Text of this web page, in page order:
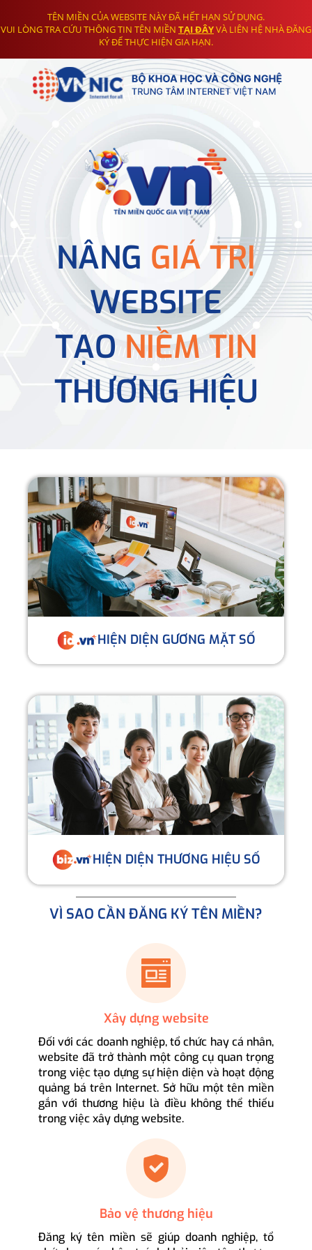
TÊN MIỀN CỦA WEBSITE NÀY ĐÃ HẾT HẠN SỬ DỤNG.
VUI LÒNG TRA CỨU THÔNG TIN TÊN MIỀN TẠI ĐÂYVÀ LIÊN HỆ NHÀ ĐĂNG
KÝ ĐỂ THỰC HIỆN GIA HẠN.
NÂNG GIÁ TRỊ
WEBSITE
TẠONIỀM TIN
THƯƠNG HIỆU
HIỆN DIỆN GƯƠNG MẶT SỐ
HIỆN DIỆN THƯƠNG HIỆU SỐ
VÌ SAO CẦN ĐĂNG KÝ TÊN MIỀN?
Xây dựng website
Đối với các doanh nghiệp, tổ chức hay cá nhân,
website đã trở thành một công cụ quan trọng
trong việc tạo dựng sự hiện diện và hoạt động
quảng bá trên Internet. Sở hữu một tên miền
gắn với thương hiệu là điều không thể thiếu
trong việc xây dựng website.
Bảo vệ thương hiệu
Đăng ký tên miền sẽ giúp doanh nghiệp, tổ